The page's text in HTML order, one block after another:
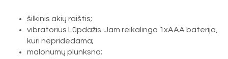
šilkinis akių raištis;
vibratorius Lūpdažis. Jam reikalinga 1xAAA baterija,
kuri nepridedama;
malonumų plunksna;